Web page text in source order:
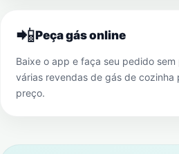
📲Peça gás online
Baixe o app e faça seu pedido
várias revendas de gás de cozinha
preço.